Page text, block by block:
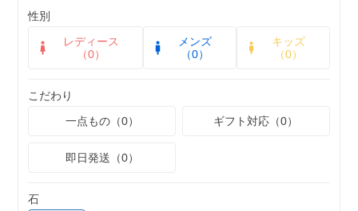
性別
レディース
（0）
メンズ
（0）
キッズ
（0）
こだわり
一点もの（0）
ギフト対応（0）
即日発送（0）
石